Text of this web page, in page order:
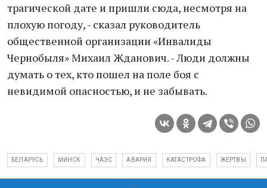
трагической дате и пришли сюда, несмотря на
плохую погоду, - сказал руководитель
общественной организации «Инвалиды
Чернобыля» Михаил Жданович. - Люди должны
думать о тех, кто пошел на поле боя с
невидимой опасностью, и не забывать.
БЕЛАРУСЬ МИНСК ЧАЭС АВАРИЯ КАТАСТРОФА ЖЕРТВЫ